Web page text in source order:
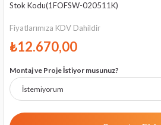
Stok Kodu(1FOFSW-020511K)
Fiyatlarımıza KDV Dahildir
₺12.670,00
Montaj ve Proje İstiyor musunuz?